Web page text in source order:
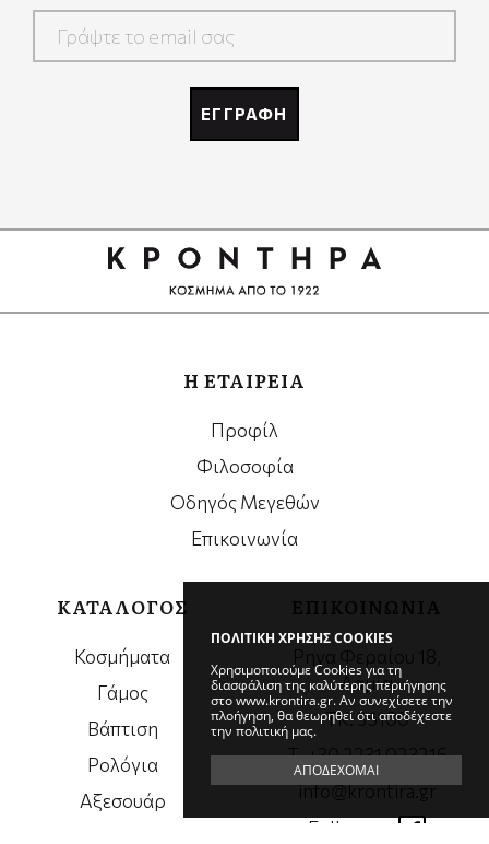
ΠΟΛΙΤΙΚΗ ΧΡΗΣΗΣ COOKIES
Χρησιμοποιούμε Cookies για τη
διασφάλιση της καλύτερης περιήγησης
στο www.krontira.gr. Αν συνεχίσετε την
πλοήγηση, θα θεωρηθεί ότι αποδέχεστε
την πολιτική μας.
ΑΠΟΔΕΧΟΜΑΙ
ΕΓΓΡΑΦΗ
Η ΕΤΑΙΡΕΙΑ
Προφίλ
Φιλοσοφία
Οδηγός Μεγεθών
Επικοινωνία
ΚΑΤΑΛΟΓΟΣ
Κοσμήματα
Γάμος
Βάπτιση
Ρολόγια
Αξεσουάρ
Λαμία
ΤΚ. 35100
Τ. +30 2231 023216
info@krontira.gr
Follow us